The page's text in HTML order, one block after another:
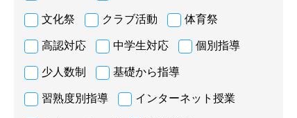
文化祭 クラブ活動 体育祭
高認対応 中学生対応 個別指導
少人数制 基礎から指導
習熟度別指導 インターネット授業